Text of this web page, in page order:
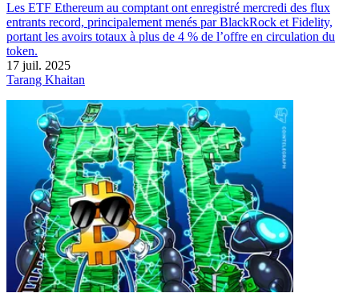
Les ETF Ethereum au comptant ont enregistré mercredi des flux
entrants record, principalement menés par BlackRock et Fidelity,
portant les avoirs totaux à plus de 4 % de l’offre en circulation du
token.
17 juil. 2025
Tarang Khaitan